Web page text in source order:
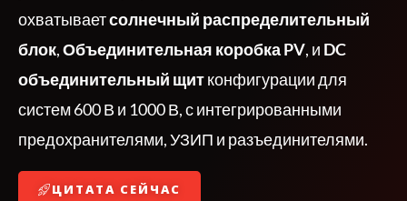
охватываетсолнечный распределительный
блок,Объединительная коробка PV, и DC
объединительный щитконфигурации для
систем 600 В и 1000 В, с интегрированными
предохранителями, УЗИП и разъединителями.
ЦИТАТА СЕЙЧАС